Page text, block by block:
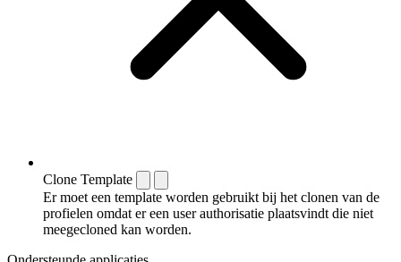
Clone Template
Er moet een template worden gebruikt bij het clonen van de
profielen omdat er een user authorisatie plaatsvindt die niet
meegecloned kan worden.